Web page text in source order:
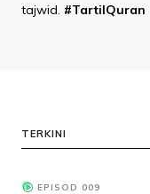
tajwid. #TartilQuran
TERKINI
EPISOD 009